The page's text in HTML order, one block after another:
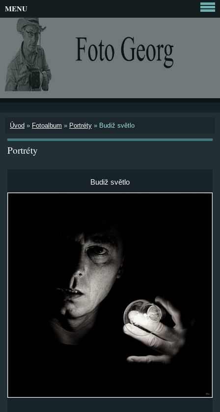
Úvod » Fotoalbum » Portréty » Budiž světlo
Portréty
Budiž světlo
MENU